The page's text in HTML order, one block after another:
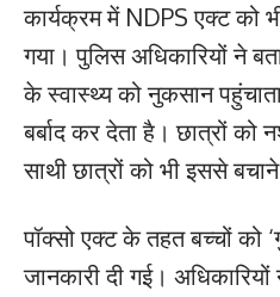
कार्यक्रम में NDPS एक्ट को
गया। पुलिस अधिकारियों ने
के स्वास्थ्य को नुकसान
बर्बाद कर देता है। छात्रों
साथी छात्रों को भी इससे
पॉक्सो एक्ट के तहत बच्चों को
जानकारी दी गई।